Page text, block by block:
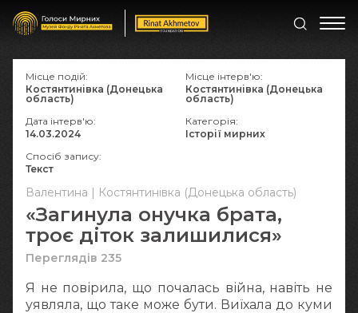
Валентина | Костянтинівка (Донецька область)
«Загинула онучка брата,
троє діток залишилися»
Переглядів 235
Я не повірила, що почалась війна, навіть не
уявляла, що таке може бути. Виїхала до куми
Місце подій:
Костянтинівка (Донецька
область)
Місце інтерв'ю:
Костянтинівка (Донецька
область)
Дата інтерв'ю:
14.03.2024
Категорія:
Історії мирних
Спосіб запису:
Текст